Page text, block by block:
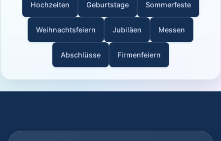
Hochzeiten Geburtstage Sommerfeste
Weihnachtsfeiern Jubiläen Messen
Abschlüsse Firmenfeiern